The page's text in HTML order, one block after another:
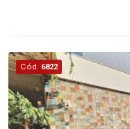
Cód. 6822